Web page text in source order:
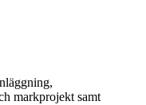
markprojekt samt